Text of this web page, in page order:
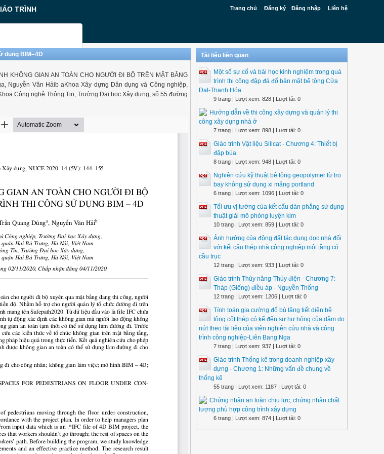
Trang chủ Đăng ký Đăng nhập Liên hệ
TRÌNH
dụng BIM–4D
KHÔNG GIAN AN TOÀN CHO NGƯỜI ĐI BỘ TRÊN MẶT BẰNG
Nguyễn Văn Hảib aKhoa Xây dựng Dân dụng và Công nghiệp,
Công nghệ Thông Tin, Trường Đại học Xây dựng, số 55 đường
Tài liệu liên quan
Một số sự cố và bài học kinh nghiệm trong quá
trình thi công đập đá đổ bản mặt bê tông Cửa
Đạt-Thanh Hóa
9 trang | Lượt xem: 828 | Lượt tải: 0
Hướng dẫn về thi công xây dựng và quản lý thi
công xây dụng nhà ở
7 trang | Lượt xem: 898 | Lượt tải: 0
Giáo trình Vật liệu Silicat - Chương 4: Thiết bị
đập búa
8 trang | Lượt xem: 948 | Lượt tải: 0
Nghiên cứu kỹ thuật bê tông geopolymer từ tro
bay không sử dụng xi măng portland
6 trang | Lượt xem: 1096 | Lượt tải: 0
Tối ưu vị tướng của kết cấu dàn phẳng sử dụng
thuật giải mô phỏng luyện kim
10 trang | Lượt xem: 859 | Lượt tải: 0
Ảnh hưởng của động đất tác dụng dọc nhà đối
với kết cấu thép nhà công nghiệp một tầng có
cầu trục
12 trang | Lượt xem: 933 | Lượt tải: 0
Giáo trình Thủy năng-Thủy điện - Chương 7:
Tháp (Giếng) điều áp - Nguyễn Thống
12 trang | Lượt xem: 1206 | Lượt tải: 0
Tính toán gia cường đổ bù tăng tiết diện bê
tông cốt thép có kể đến sự hư hỏng của dầm do
nứt theo tài liệu của viện nghiên cứu nhà và công
trình công nghiệp-Liên Bang Nga
7 trang | Lượt xem: 937 | Lượt tải: 0
Giáo trình Thống kê trong doanh nghiệp xây
dựng - Chương 1: Những vấn đề chung về
thống kê
55 trang | Lượt xem: 1187 | Lượt tải: 0
Chứng nhận an toàn chịu lực, chứng nhận chất
lượng phù hợp công trình xây dựng
6 trang | Lượt xem: 874 | Lượt tải: 0